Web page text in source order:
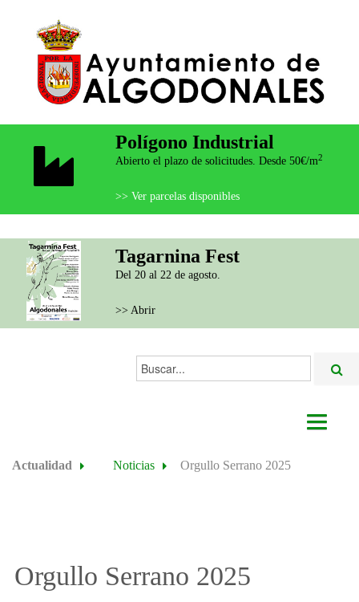
Polígono Industrial
Abierto el plazo de solicitudes. Desde 50€/m2
>> Ver parcelas disponibles
Tagarnina Fest
Del 20 al 22 de agosto.
>> Abrir
Buscar...
AYUNTAMIENTO
SEDE ELECTRÓNICA
Actualidad Noticias Orgullo Serrano 2025
Orgullo Serrano 2025